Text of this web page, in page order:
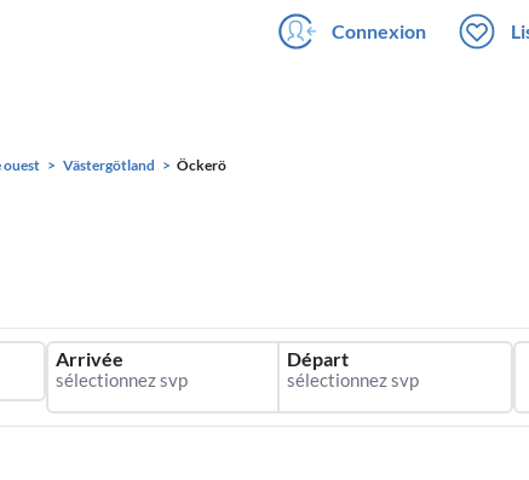
Connexion
ouest Västergötland Öckerö
Arrivée Départ